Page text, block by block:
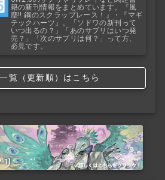
籍の新刊情報をまとめています。『風
塵!! 鋼のスクラップレース！』・『マギ
テックハーツ』。「ソドワの新刊って
いつ出るの？」「あのサプリはいつ発
売？」「次のサプリは何？」って方、
必見です。
覧（更新順）はこちら